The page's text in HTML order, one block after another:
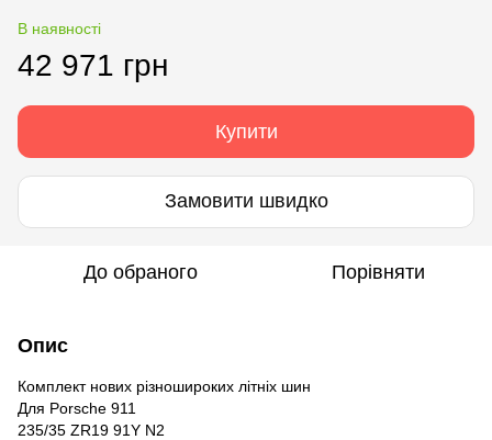
В наявності
42 971 грн
Купити
Замовити швидко
До обраного Порівняти
Опис
Комплект нових різношироких літніх шин
Для Porsche 911
235/35 ZR19 91Y N2